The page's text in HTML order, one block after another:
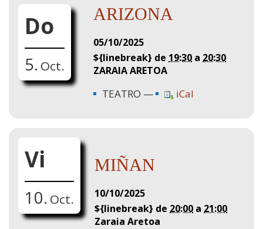
Do
5. Oct.
ARIZONA
05/10/2025
${linebreak} de 19:30 a 20:30
ZARAIA ARETOA
TEATRO iCal
Vi
10. Oct.
MIÑAN
10/10/2025
${linebreak} de 20:00 a 21:00
Zaraia Aretoa